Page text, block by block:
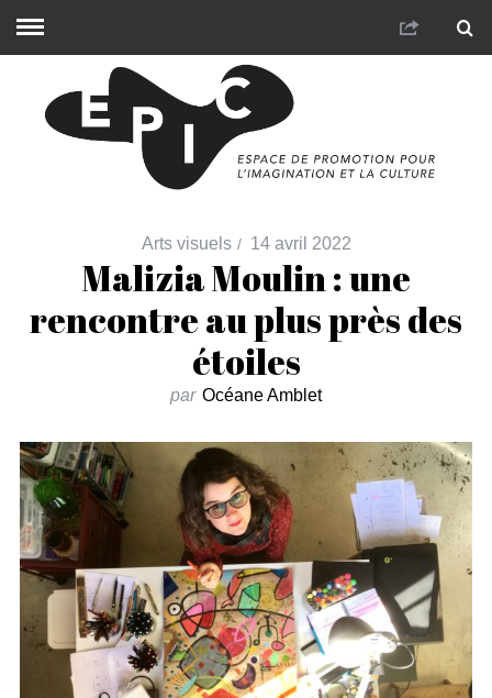
Arts visuels 14 avril 2022
Malizia Moulin : une
rencontre au plus près des
étoiles
par Océane Amblet